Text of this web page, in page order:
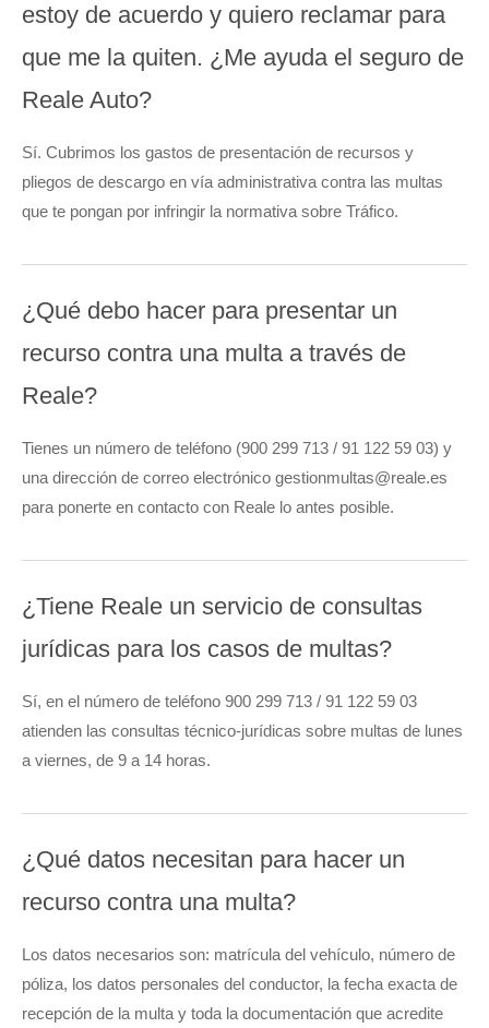
estoy de acuerdo y quiero reclamar para
que me la quiten. ¿Me ayuda el seguro de
Reale Auto?
Sí. Cubrimos los gastos de presentación de recursos y
pliegos de descargo en vía administrativa contra las multas
que te pongan por infringir la normativa sobre Tráfico.
¿Qué debo hacer para presentar un
recurso contra una multa a través de
Reale?
Tienes un número de teléfono (900 299 713 / 91 122 59 03) y
una dirección de correo electrónico gestionmultas@reale.es
para ponerte en contacto con Reale lo antes posible.
¿Tiene Reale un servicio de consultas
jurídicas para los casos de multas?
Sí, en el número de teléfono 900 299 713 / 91 122 59 03
atienden las consultas técnico-jurídicas sobre multas de lunes
a viernes, de 9 a 14 horas.
¿Qué datos necesitan para hacer un
recurso contra una multa?
Los datos necesarios son: matrícula del vehículo, número de
póliza, los datos personales del conductor, la fecha exacta de
recepción de la multa y toda la documentación que acredite